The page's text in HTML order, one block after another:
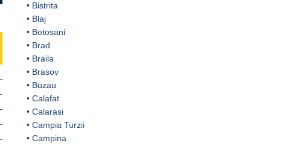
• Bistrita
• Blaj
• Botosani
• Brad
• Braila
• Brasov
• Buzau
• Calafat
• Calarasi
• Campia Turzii
• Campina